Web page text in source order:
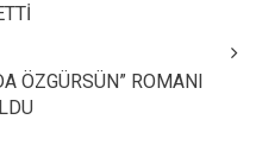
ÖZGÜRSÜN” ROMANI